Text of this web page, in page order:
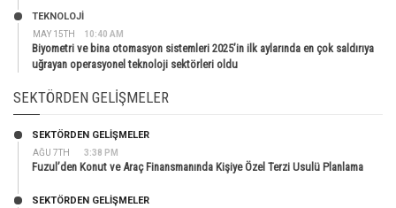
MAY 15TH 10:40 AM
TEKNOLOJİ
Biyometri ve bina otomasyon sistemleri 2025’in ilk aylarında en çok saldırıya
uğrayan operasyonel teknoloji sektörleri oldu
SEKTÖRDEN GELIŞMELER
AĞU 7TH 3:38 PM
SEKTÖRDEN GELIŞMELER
Fuzul’den Konut ve Araç Finansmanında Kişiye Özel Terzi Usulü Planlama
SEKTÖRDEN GELIŞMELER